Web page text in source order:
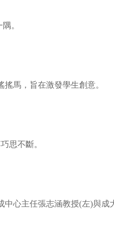
。
馬，旨在激發學生創意。
思不斷。
中心主任張志涵教授(左)與